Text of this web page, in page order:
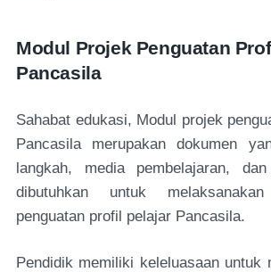
Modul Projek Penguatan
Pancasila
Sahabat edukasi, Modul projek
Pancasila merupakan dokumen
langkah, media pembelajaran,
dibutuhkan untuk
penguatan profil pelajar Pancasila.
Pendidik memiliki keleluasaan untuk